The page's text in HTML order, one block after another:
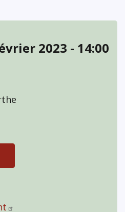
2023 - 14:00